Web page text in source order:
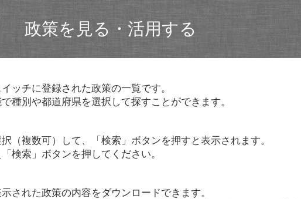
政策を見る・活用する
ッチに登録された政策の一覧です。
種別や都道府県を選択して探すことができます。
（複数可）して、「検索」ボタンを押すと表示されます。
検索」ボタンを押してください。
された政策の内容をダウンロードできます。